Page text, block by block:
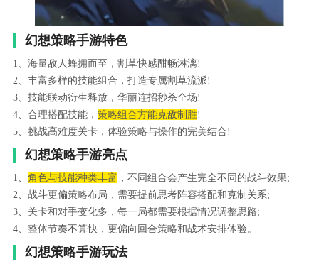
幻想策略手游特色
1、海量敌人蜂拥而至，割草快感酣畅淋漓!
2、丰富多样的技能组合，打造专属割草流派!
3、技能联动衍生释放，华丽连招秒杀全场!
4、合理搭配技能， 策略组合方能克敌制胜!
5、挑战高难度关卡，体验策略与操作的完美结合!
幻想策略手游亮点
1、 角色与技能种类丰富 ，不同组合会产生完全不同的战斗效果;
2、战斗更偏策略布局，需要提前思考阵容搭配和克制关系;
3、关卡和对手变化多，每一局都需要根据情况调整思路;
4、整体节奏不算快，更偏向回合策略和战术安排体验。
幻想策略手游玩法